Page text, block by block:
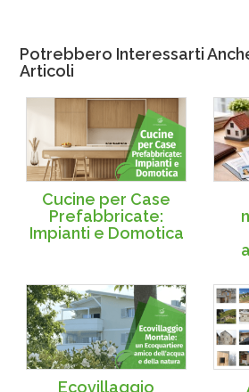
Potrebbero Interessarti
Articoli
Cucine per Case
Prefabbricate:
Impianti e Domotica
Ecovillaggio